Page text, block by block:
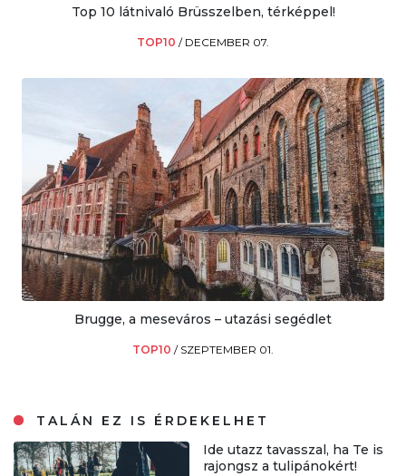
Top 10 látnivaló Brüsszelben, térképpel!
TOP10 / DECEMBER 07.
Brugge, a meseváros – utazási segédlet
TOP10 / SZEPTEMBER 01.
TALÁN EZ IS ÉRDEKELHET
Ide utazz tavasszal, ha Te is
rajongsz a tulipánokért!